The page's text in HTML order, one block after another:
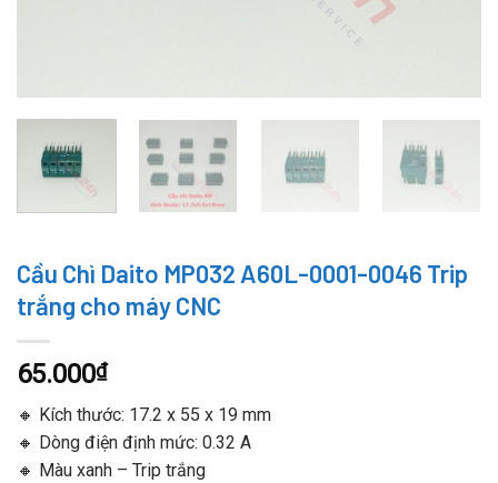
Cầu Chì Daito MP032 A60L-0001-0046 Trip
trắng cho máy CNC
65.000₫
🔸 Kích thước: 17.2 x 55 x 19 mm
🔸 Dòng điện định mức: 0.32 A
🔸 Màu xanh – Trip trắng